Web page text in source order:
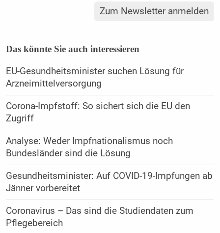
Zum Newsletter anmelden
Das könnte Sie auch interessieren
EU-Gesundheitsminister suchen Lösung für
Arzneimittelversorgung
Corona-Impfstoff: So sichert sich die EU den
Zugriff
Analyse: Weder Impfnationalismus noch
Bundesländer sind die Lösung
Gesundheitsminister: Auf COVID-19-Impfungen ab
Jänner vorbereitet
Coronavirus – Das sind die Studiendaten zum
Pflegebereich